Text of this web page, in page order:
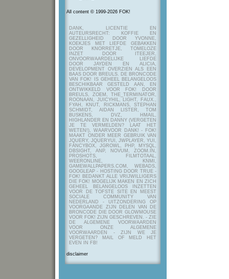
All content © 1999-2026 FOK!
DANK, LICENTIE EN
AUTEURSRECHT: KOFFIE EN
GEZELLIGHEID DOOR YVONNE,
KOEKJES MET LIEFDE GEBAKKEN
DOOR KNORRETJE, TOMELOZE
INZET DOOR ITEEJER,
ONVOORWAARDELIJKE LIEFDE
DOOR JAYDEN EN ALICIA,
DEVELOPMENT OVERZIEN ALS EEN
BAAS DOOR BREULS. DE BRONCODE
VAN FOK! IS GEHEEL BELANGELOOS
BESCHIKBAAR GESTELD AAN, EN
ONTWIKKELD VOOR FOK! DOOR
BREULS, ZOEM, THE_TERMINATOR,
ROONAAN, JUICYHIL, LIGHT, FAUX.,
FYAH, KNUT, RICKMANS, STEPHAN
SCHMIDT, AIDAN LISTER, TOM
BUSKENS, DVZ, HMAIL,
HIGHLANDER EN DANNY (VERGETEN
JE TE VERMELDEN? LAAT HET
WETEN!), WAARVOOR DANK! - FOK!
MAAKT ONDER MEER GEBRUIK VAN
JQUERY, JQUERYUI, JWPLAYER, YUI,
FANCYBOX, JGROWL, PHP, MYSQL,
DBSIGHT, ANP, NOVUM, ZOOM.IN,
PROSHOTS, FILMTOTAAL,
WEERONLINE, KNMI,
GAMEWALLPAPERS.COM, WEBADS,
GOOGLEAP - HOSTING DOOR TRUE -
FOK! BEDANKT ALLE VRIJWILLIGERS
DIE FOK! MOGELIJK MAKEN EN ZICH
GEHEEL BELANGELOOS INZETTEN
VOOR DE TOFSTE SITE EN MEEST
SOCIALE COMMUNITY VAN
NEDERLAND - UITZONDERING OP
VOORGAANDE ZIJN DELEN VAN DE
BRONCODE DIE DOOR GLOWMOUSE
VOOR FOK! ZIJN GESCHREVEN. - ZIE
DE ALGEMENE VOORWAARDEN
VOOR ONZE ALGEMENE
VOORWAARDEN - ZIJN WE JE
VERGETEN? MAIL OF MELD HET
EVEN IN FB!
disclaimer